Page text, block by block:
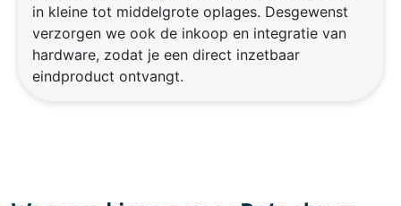
in kleine tot middelgrote oplages. Desgewenst
verzorgen we ook de inkoop en integratie van
hardware, zodat je een direct inzetbaar
eindproduct ontvangt.